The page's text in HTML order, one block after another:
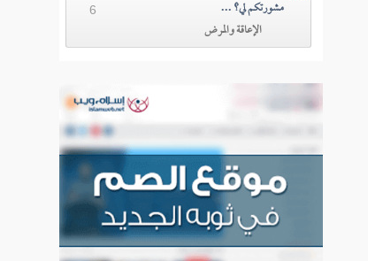
مشورتكم لي؟ ...
الإعاقة والمرض
6